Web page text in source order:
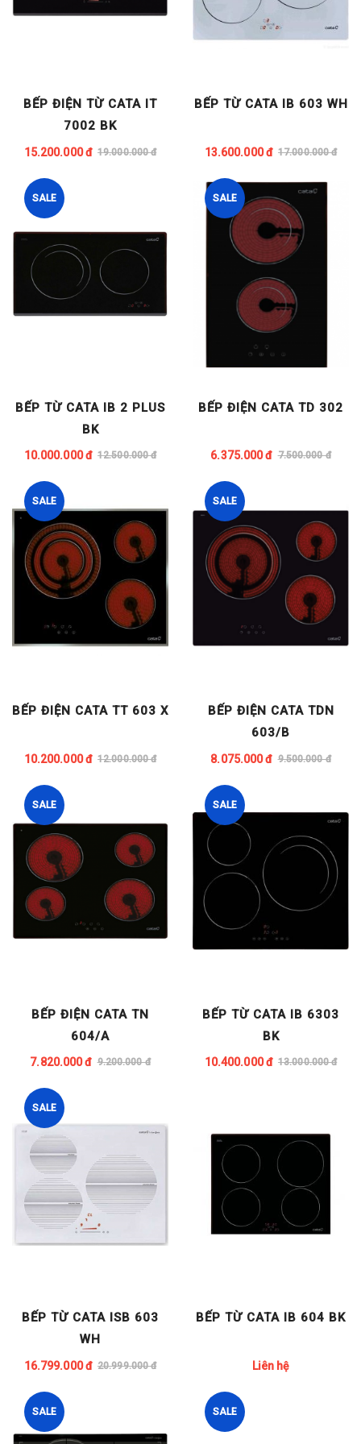
BẾP ĐIỆN TỪ CATA IT
7002 BK
15.200.000 đ 19.000.000 đ
BẾP TỪ CATA IB 603 WH
13.600.000 đ 17.000.000 đ
SALE
BẾP TỪ CATA IB 2 PLUS
BK
10.000.000 đ 12.500.000 đ
SALE
BẾP ĐIỆN CATA TD 302
6.375.000 đ 7.500.000 đ
SALE
BẾP ĐIỆN CATA TT 603 X
10.200.000 đ 12.000.000 đ
SALE
BẾP ĐIỆN CATA TDN
603/B
8.075.000 đ 9.500.000 đ
SALE
BẾP ĐIỆN CATA TN
604/A
7.820.000 đ 9.200.000 đ
SALE
BẾP TỪ CATA IB 6303
BK
10.400.000 đ 13.000.000 đ
SALE
BẾP TỪ CATA ISB 603
WH
16.799.000 đ 20.999.000 đ
BẾP TỪ CATA IB 604 BK
Liên hệ
SALE SALE